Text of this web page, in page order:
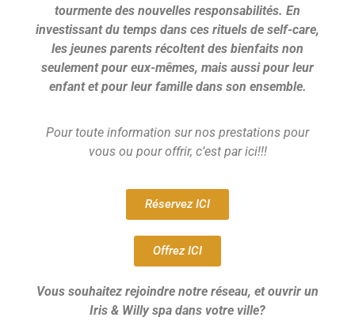
tourmente des nouvelles responsabilités. En
investissant du temps dans ces rituels de self-care,
les jeunes parents récoltent des bienfaits non
seulement pour eux-mêmes, mais aussi pour leur
enfant et pour leur famille dans son ensemble.
Pour toute information sur nos prestations pour
vous ou pour offrir, c’est par ici!!!
Réservez ICI
Offrez ICI
Vous souhaitez rejoindre notre réseau, et ouvrir un
Iris & Willy spa dans votre ville?